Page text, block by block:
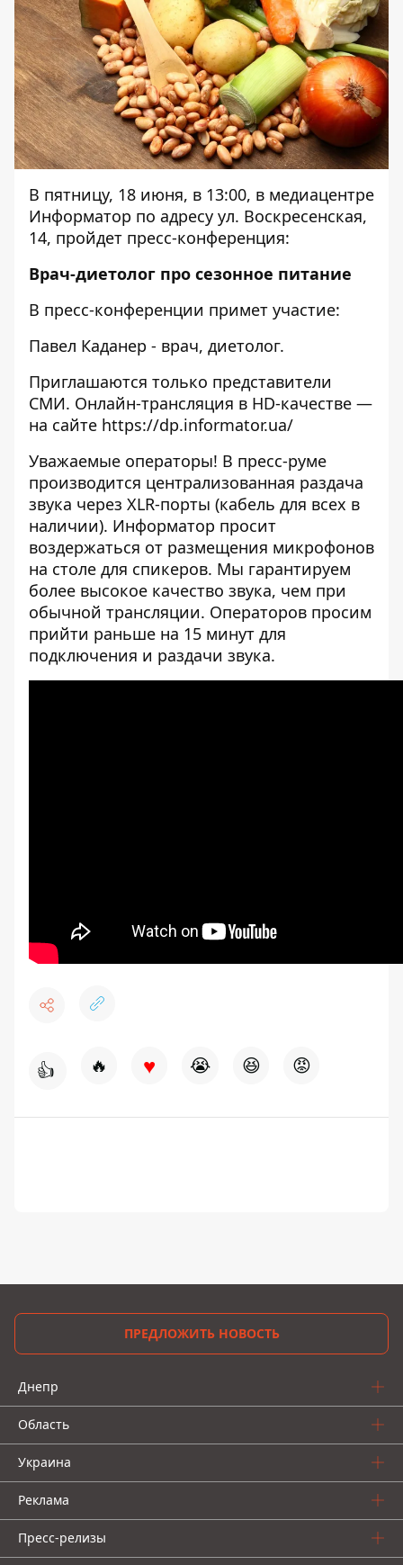
В пятницу, 18 июня, в 13:00, в медиацентре
Информатор по адресу ул. Воскресенская,
14, пройдет пресс-конференция:
Врач-диетолог про сезонное питание
В пресс-конференции примет участие:
Павел Каданер - врач, диетолог.
Приглашаются только представители
СМИ. Онлайн-трансляция в HD-качестве —
на сайте https://dp.informator.ua/
Уважаемые операторы! В пресс-руме
производится централизованная раздача
звука через XLR-порты (кабель для всех в
наличии). Информатор просит
воздержаться от размещения микрофонов
на столе для спикеров. Мы гарантируем
более высокое качество звука, чем при
обычной трансляции. Операторов просим
прийти раньше на 15 минут для
подключения и раздачи звука.
👍 🔥 ♥ 😭 😆 😡
ПРЕДЛОЖИТЬ НОВОСТЬ
Днепр
Область
Украина
Реклама
Пресс-релизы